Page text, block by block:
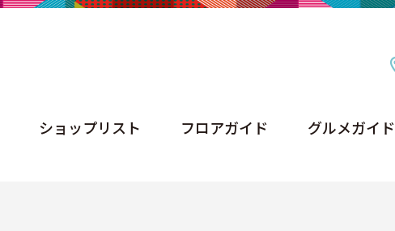
ショップリスト フロアガイド グルメガイド